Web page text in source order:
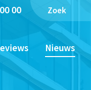
00
Nieuws